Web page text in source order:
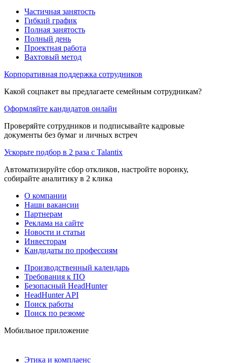
Частичная занятость
Гибкий график
Полная занятость
Полный день
Проектная работа
Вахтовый метод
Корпоративная поддержка сотрудников
Какой соцпакет вы предлагаете семейным сотрудникам?
Оформляйте кандидатов онлайн
Проверяйте сотрудников и подписывайте кадровые
документы без бумаг и личных встреч
Ускорьте подбор в 2 раза с Talantix
Автоматизируйте сбор откликов, настройте воронку,
собирайте аналитику в 2 клика
О компании
Наши вакансии
Партнерам
Реклама на сайте
Новости и статьи
Инвесторам
Кандидаты по профессиям
Производственный календарь
Требования к ПО
Безопасный HeadHunter
HeadHunter API
Поиск работы
Поиск по резюме
Мобильное приложение
Этика и комплаенс